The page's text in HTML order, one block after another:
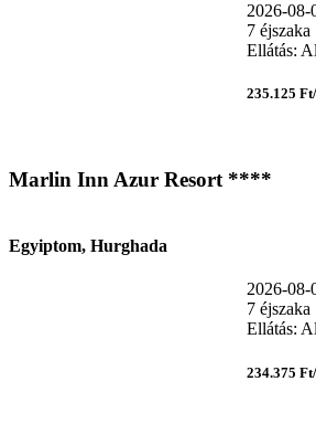
2026-08-
7 éjszaka
Ellátás:
235.125
Marlin Inn Azur Resort ****
Egyiptom, Hurghada
2026-08-
7 éjszaka
Ellátás:
234.375